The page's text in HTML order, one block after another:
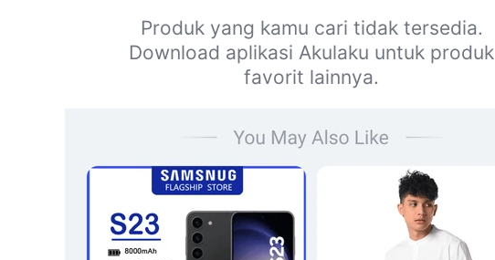
Produk yang kamu cari tidak tersedia.
Download aplikasi Akulaku untuk produk
favorit lainnya.